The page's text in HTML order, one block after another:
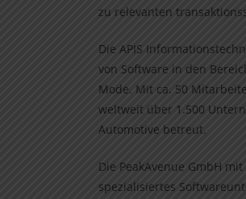
zu relevanten
Die APIS
von Software in den
Mode. Mit ca. 50
weltweit über 1.500
Automotive betreut.
Die PeakAvenue GmbH
spezialisiertes